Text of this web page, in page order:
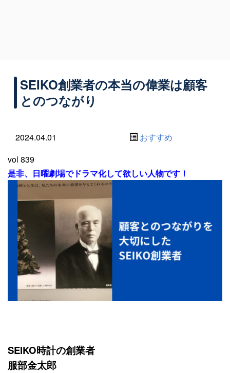
SEIKO創業者の本当の偉業は顧客
とのつながり
2024.04.01
おすすめ
vol 839
是非、日曜劇場でドラマ化して欲しい人物です！
SEIKO時計の創業者
服部金太郎